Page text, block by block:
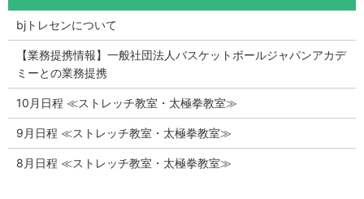
bjトレセンについて
【業務提携情報】一般社団法人バスケットボールジャパンアカデ
ミーとの業務提携
10月日程 ≪ストレッチ教室・太極拳教室≫
9月日程 ≪ストレッチ教室・太極拳教室≫
8月日程 ≪ストレッチ教室・太極拳教室≫